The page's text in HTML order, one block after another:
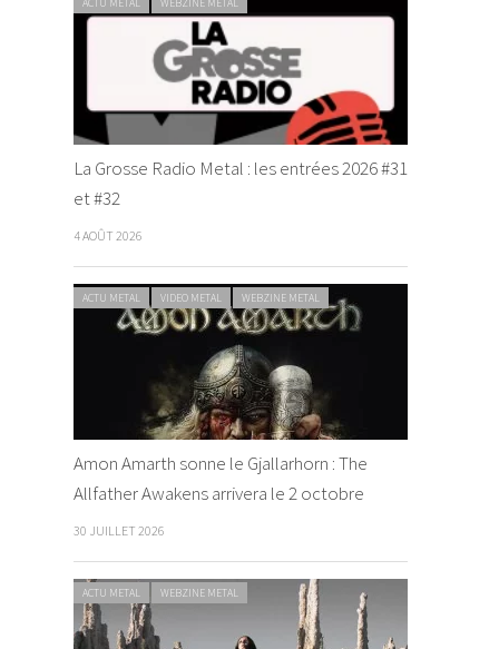
La Grosse Radio Metal : les entrées 2026 #31
et #32
4 AOÛT 2026
ACTU METAL VIDEO METAL WEBZINE METAL
Amon Amarth sonne le Gjallarhorn : The
Allfather Awakens arrivera le 2 octobre
30 JUILLET 2026
ACTU METAL WEBZINE METAL